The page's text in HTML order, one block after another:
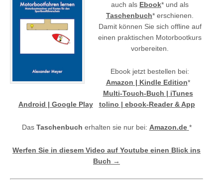
auch als Ebook* und als
Taschenbuch* erschienen.
Damit können Sie sich offline auf
einen praktischen Motorbootkurs
vorbereiten.
Ebook jetzt bestellen bei:
Amazon | Kindle Edition*
Multi-Touch-Buch | iTunes
Android | Google Play
tolino | ebook-Reader & App
Das Taschenbuch erhalten sie nur bei: Amazon.de *
Werfen Sie in diesem Video auf Youtube einen Blick ins
Buch →